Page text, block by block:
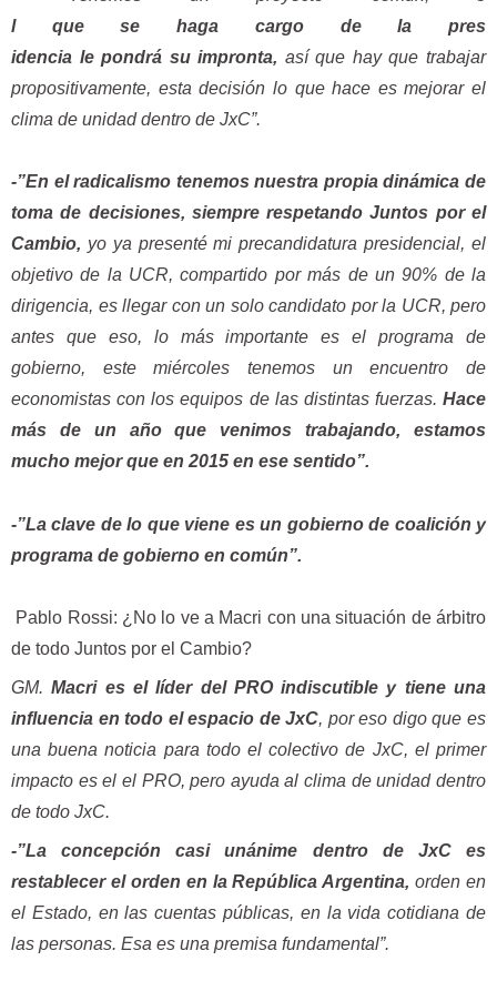
l que se haga cargo de la pres
idencia le pondrá su impronta, así que hay que trabajar
propositivamente, esta decisión lo que hace es mejorar el
clima de unidad dentro de JxC”.
-”En el radicalismo tenemos nuestra propia dinámica de
toma de decisiones, siempre respetando Juntos por el
Cambio, yo ya presenté mi precandidatura presidencial, el
objetivo de la UCR, compartido por más de un 90% de la
dirigencia, es llegar con un solo candidato por la UCR, pero
antes que eso, lo más importante es el programa de
gobierno, este miércoles tenemos un encuentro de
economistas con los equipos de las distintas fuerzas. Hace
más de un año que venimos trabajando, estamos
mucho mejor que en 2015 en ese sentido”.
-”La clave de lo que viene es un gobierno de coalición y
programa de gobierno en común”.
Pablo Rossi: ¿No lo ve a Macri con una situación de árbitro
de todo Juntos por el Cambio?
GM.Macri es el líder del PRO indiscutible y tiene una
influencia en todo el espacio de JxC, por eso digo que es
una buena noticia para todo el colectivo de JxC, el primer
impacto es el el PRO, pero ayuda al clima de unidad dentro
de todo JxC.
-”La concepción casi unánime dentro de JxC es
restablecer el orden en la República Argentina,orden en
el Estado, en las cuentas públicas, en la vida cotidiana de
las personas. Esa es una premisa fundamental”.